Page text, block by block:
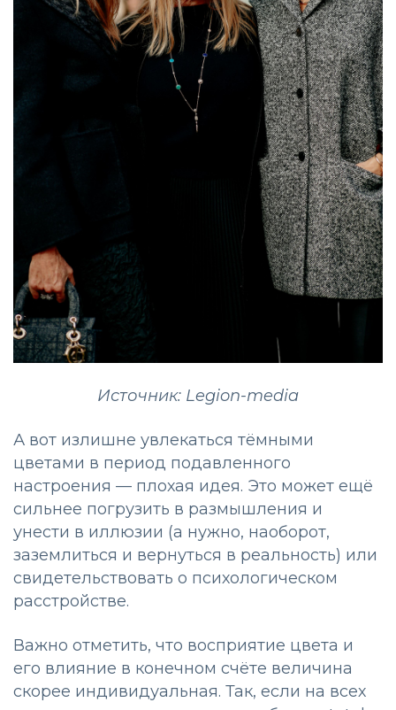
Источник: Legion-media
А вот излишне увлекаться тёмными
цветами в период подавленного
настроения — плохая идея. Это может ещё
сильнее погрузить в размышления и
унести в иллюзии (а нужно, наоборот,
заземлиться и вернуться в реальность) или
свидетельствовать о психологическом
расстройстве.
Важно отметить, что восприятие цвета и
его влияние в конечном счёте величина
скорее индивидуальная. Так, если на всех